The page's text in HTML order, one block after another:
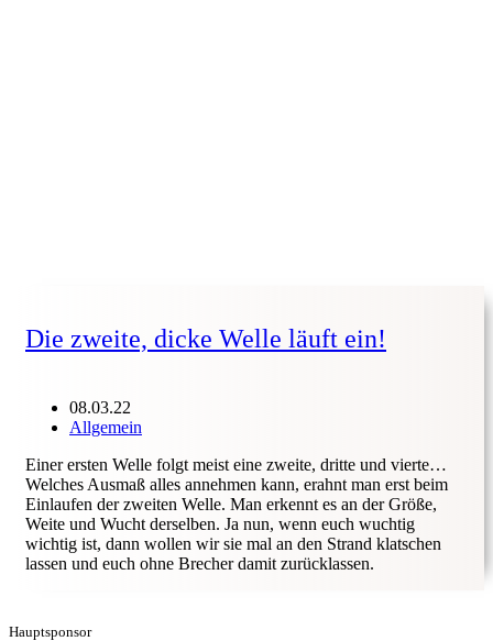
Die zweite, dicke Welle läuft ein!
08.03.22
Allgemein
Einer ersten Welle folgt meist eine zweite, dritte und vierte…
Welches Ausmaß alles annehmen kann, erahnt man erst beim
Einlaufen der zweiten Welle. Man erkennt es an der Größe,
Weite und Wucht derselben. Ja nun, wenn euch wuchtig
wichtig ist, dann wollen wir sie mal an den Strand klatschen
lassen und euch ohne Brecher damit zurücklassen.
Hauptsponsor